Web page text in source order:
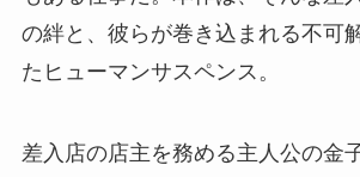
の絆と、彼らが巻き込まれる不可
たヒューマンサスペンス。
差入店の店主を務める主人公の金